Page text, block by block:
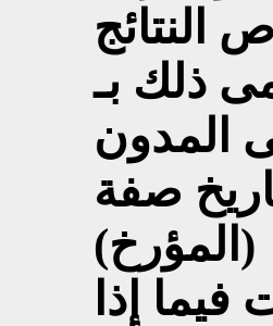
النتائج
ذلك بـ
المدون
صفة
(المؤرخ)
إذا